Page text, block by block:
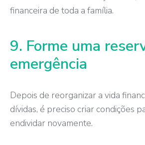
financeira de toda a família.
9. Forme uma
emergência
Depois de reorganizar a vida
dívidas, é preciso criar condições
endividar novamente.